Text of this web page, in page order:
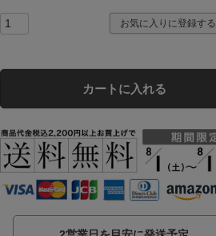
お気に入りに登録する
カートに入れる